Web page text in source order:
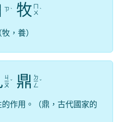
ㄗ ˋ 牧 ㄨ ˋ
，養）
ㄐ
ㄧ
ㄡ
ˇ 鼎 ㄉ
ㄧ
ㄥ
ˇ
作用。（鼎，古代國家的